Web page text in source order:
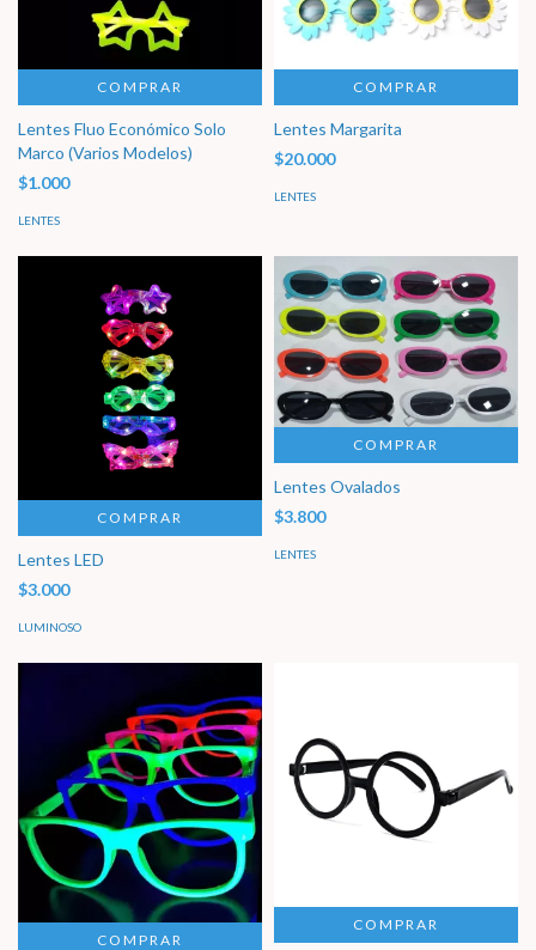
COMPRAR
Lentes Fluo Económico Solo
Marco (Varios Modelos)
$1.000
LENTES
COMPRAR
Lentes Margarita
$20.000
LENTES
COMPRAR
Lentes LED
$3.000
LUMINOSO
COMPRAR
Lentes Ovalados
$3.800
LENTES
COMPRAR